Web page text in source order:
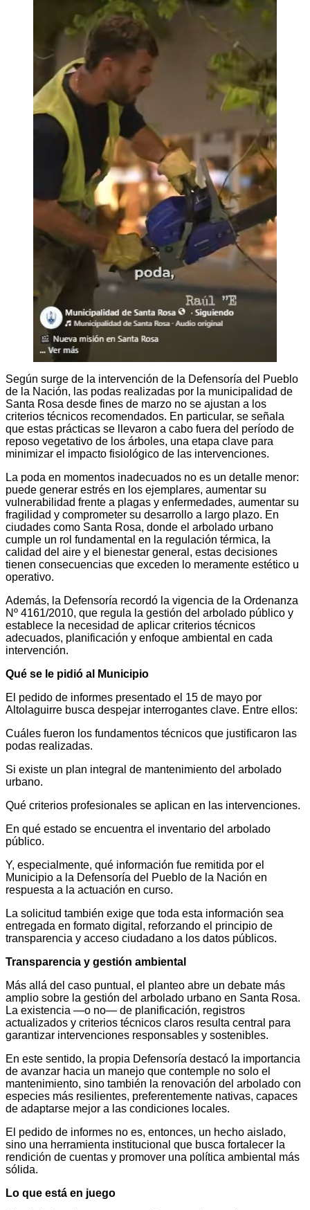
Según surge de la intervención de la Defensoría del Pueblo
de la Nación, las podas realizadas por la municipalidad de
Santa Rosa desde fines de marzo no se ajustan a los
criterios técnicos recomendados. En particular, se señala
que estas prácticas se llevaron a cabo fuera del período de
reposo vegetativo de los árboles, una etapa clave para
minimizar el impacto fisiológico de las intervenciones.
La poda en momentos inadecuados no es un detalle menor:
puede generar estrés en los ejemplares, aumentar su
vulnerabilidad frente a plagas y enfermedades, aumentar su
fragilidad y comprometer su desarrollo a largo plazo. En
ciudades como Santa Rosa, donde el arbolado urbano
cumple un rol fundamental en la regulación térmica, la
calidad del aire y el bienestar general, estas decisiones
tienen consecuencias que exceden lo meramente estético u
operativo.
Además, la Defensoría recordó la vigencia de la Ordenanza
Nº 4161/2010, que regula la gestión del arbolado público y
establece la necesidad de aplicar criterios técnicos
adecuados, planificación y enfoque ambiental en cada
intervención.
Qué se le pidió al Municipio
El pedido de informes presentado el 15 de mayo por
Altolaguirre busca despejar interrogantes clave. Entre ellos:
Cuáles fueron los fundamentos técnicos que justificaron las
podas realizadas.
Si existe un plan integral de mantenimiento del arbolado
urbano.
Qué criterios profesionales se aplican en las intervenciones.
En qué estado se encuentra el inventario del arbolado
público.
Y, especialmente, qué información fue remitida por el
Municipio a la Defensoría del Pueblo de la Nación en
respuesta a la actuación en curso.
La solicitud también exige que toda esta información sea
entregada en formato digital, reforzando el principio de
transparencia y acceso ciudadano a los datos públicos.
Transparencia y gestión ambiental
Más allá del caso puntual, el planteo abre un debate más
amplio sobre la gestión del arbolado urbano en Santa Rosa.
La existencia —o no— de planificación, registros
actualizados y criterios técnicos claros resulta central para
garantizar intervenciones responsables y sostenibles.
En este sentido, la propia Defensoría destacó la importancia
de avanzar hacia un manejo que contemple no solo el
mantenimiento, sino también la renovación del arbolado con
especies más resilientes, preferentemente nativas, capaces
de adaptarse mejor a las condiciones locales.
El pedido de informes no es, entonces, un hecho aislado,
sino una herramienta institucional que busca fortalecer la
rendición de cuentas y promover una política ambiental más
sólida.
Lo que está en juego